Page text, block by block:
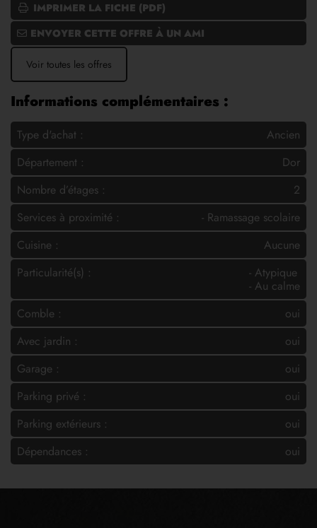
IMPRIMER LA FICHE (PDF)
ENVOYER CETTE OFFRE À UN AMI
Voir toutes les offres
Informations complémentaires :
Type d'achat :
Ancien
Département :
Dor
Nombre d’étages :
2
Services à proximité :
- Ramassage scolaire
Cuisine :
Aucune
Particularité(s) :
- Atypique
- Au calme
Comble :
oui
Avec jardin :
oui
Garage :
oui
Parking privé :
oui
Parking extérieurs :
oui
Dépendances :
oui